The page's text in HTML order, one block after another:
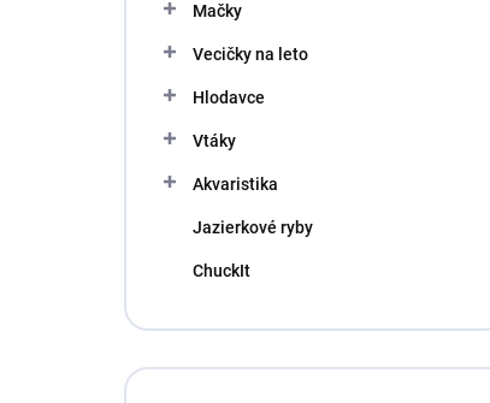
Mačky
Vecičky na leto
Hlodavce
Vtáky
Akvaristika
Jazierkové ryby
ChuckIt